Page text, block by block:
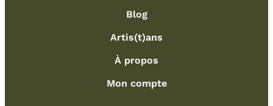
Blog
Artis(t)ans
À propos
Mon compte